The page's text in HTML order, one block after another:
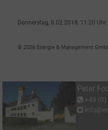
Donnerstag, 8.02.2018, 11:20 Uhr
© 2026 Energie & Management
Peter
+49